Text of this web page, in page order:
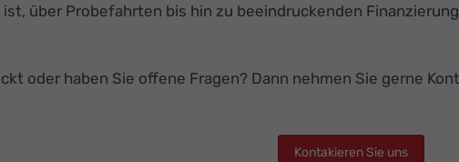
über Probefahrten bis hin zu beeindruckenden
oder haben Sie offene Fragen? Dann nehmen Sie gerne
Kontakieren Sie uns